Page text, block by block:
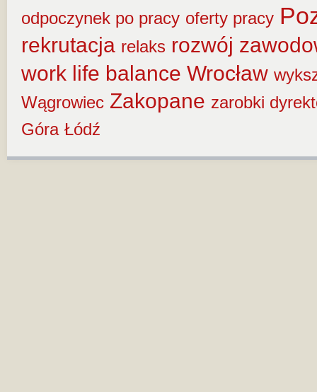
odpoczynek po pracy oferty pracy
rekrutacja relaks rozwój
work life balance Wrocław
Wągrowiec Zakopane zarobki
Góra Łódź